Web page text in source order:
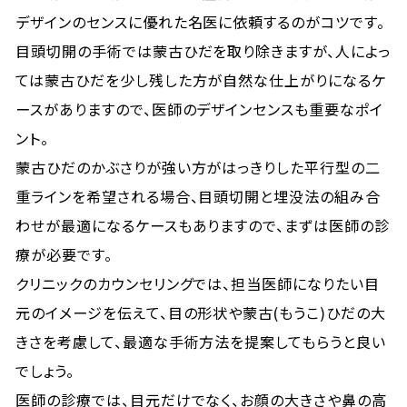
デザインのセンスに優れた名医に依頼するのがコツです。
目頭切開の手術では蒙古ひだを取り除きますが、人によっ
ては蒙古ひだを少し残した方が自然な仕上がりになるケ
ースがありますので、医師のデザインセンスも重要なポイ
ント。
蒙古ひだのかぶさりが強い方がはっきりした平行型の二
重ラインを希望される場合、目頭切開と埋没法の組み合
わせが最適になるケースもありますので、まずは医師の診
療が必要です。
クリニックのカウンセリングでは、担当医師になりたい目
元のイメージを伝えて、目の形状や蒙古(もうこ)ひだの大
きさを考慮して、最適な手術方法を提案してもらうと良い
でしょう。
医師の診療では、目元だけでなく、お顔の大きさや鼻の高